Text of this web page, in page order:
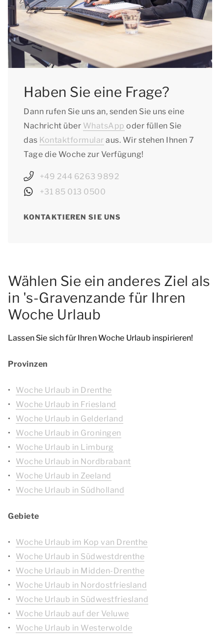
Haben Sie eine Frage?
Dann rufen Sie uns an, senden Sie uns eine
Nachricht über WhatsApp oder füllen Sie
das Kontaktformular aus. Wir stehen Ihnen 7
Tage die Woche zur Verfügung!
+49 244 6263 9892
+31 85 013 0500
KONTAKTIEREN SIE UNS
Wählen Sie ein anderes Ziel als
in 's-Gravenzande für Ihren
Woche Urlaub
Lassen Sie sich für Ihren Woche Urlaub inspirieren!
Provinzen
Woche Urlaub in Drenthe
Woche Urlaub in Friesland
Woche Urlaub in Gelderland
Woche Urlaub in Groningen
Woche Urlaub in Limburg
Woche Urlaub in Nordbrabant
Woche Urlaub in Zeeland
Woche Urlaub in Südholland
Gebiete
Woche Urlaub im Kop van Drenthe
Woche Urlaub in Südwestdrenthe
Woche Urlaub in Midden-Drenthe
Woche Urlaub in Nordostfriesland
Woche Urlaub in Südwestfriesland
Woche Urlaub auf der Veluwe
Woche Urlaub in Westerwolde